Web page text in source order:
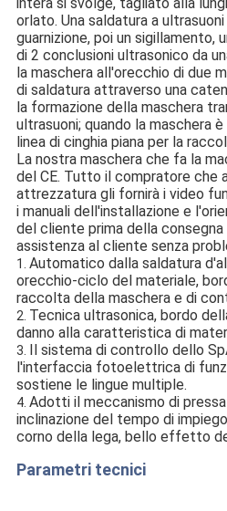
intera si svolge, tagliato alla
orlato. Una saldatura a
guarnizione, poi un sigillamento,
di 2 conclusioni ultrasonico da
la maschera all'orecchio di due
di saldatura attraverso una
la formazione della maschera
ultrasuoni; quando la maschera
linea di cinghia piana per la
La nostra maschera che fa la
del CE. Tutto il compratore che
attrezzatura gli fornirà i video
i manuali dell'installazione e
del cliente prima della
assistenza al cliente senza
1. Automatico dalla saldatura
orecchio-ciclo del materiale,
raccolta della maschera e di
2. Tecnica ultrasonica, bordo
danno alla caratteristica di
3.
Il sistema di controllo dello
l'interfaccia fotoelettrica di
sostiene le lingue multiple.
4. Adotti il meccanismo di
inclinazione del tempo di
corno della lega, bello effetto
Parametri tecnici